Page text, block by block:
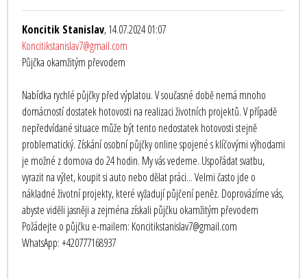
Koncitik Stanislav, 14.07.2024 01:07
Koncitikstanislav7@gmail.com
Půjčka okamžitým převodem
Nabídka rychlé půjčky před výplatou. V současné době nemá mnoho
domácností dostatek hotovosti na realizaci životních projektů. V případě
nepředvídané situace může být tento nedostatek hotovosti stejně
problematický. Získání osobní půjčky online spojené s klíčovými výhodami
je možné z domova do 24 hodin. My vás vedeme. Uspořádat svatbu,
vyrazit na výlet, koupit si auto nebo dělat práci... Velmi často jde o
nákladné životní projekty, které vyžadují půjčení peněz. Doprovázíme vás,
abyste viděli jasněji a zejména získali půjčku okamžitým převodem
Požádejte o půjčku e-mailem: Koncitikstanislav7@gmail.com
WhatsApp: +420777168937